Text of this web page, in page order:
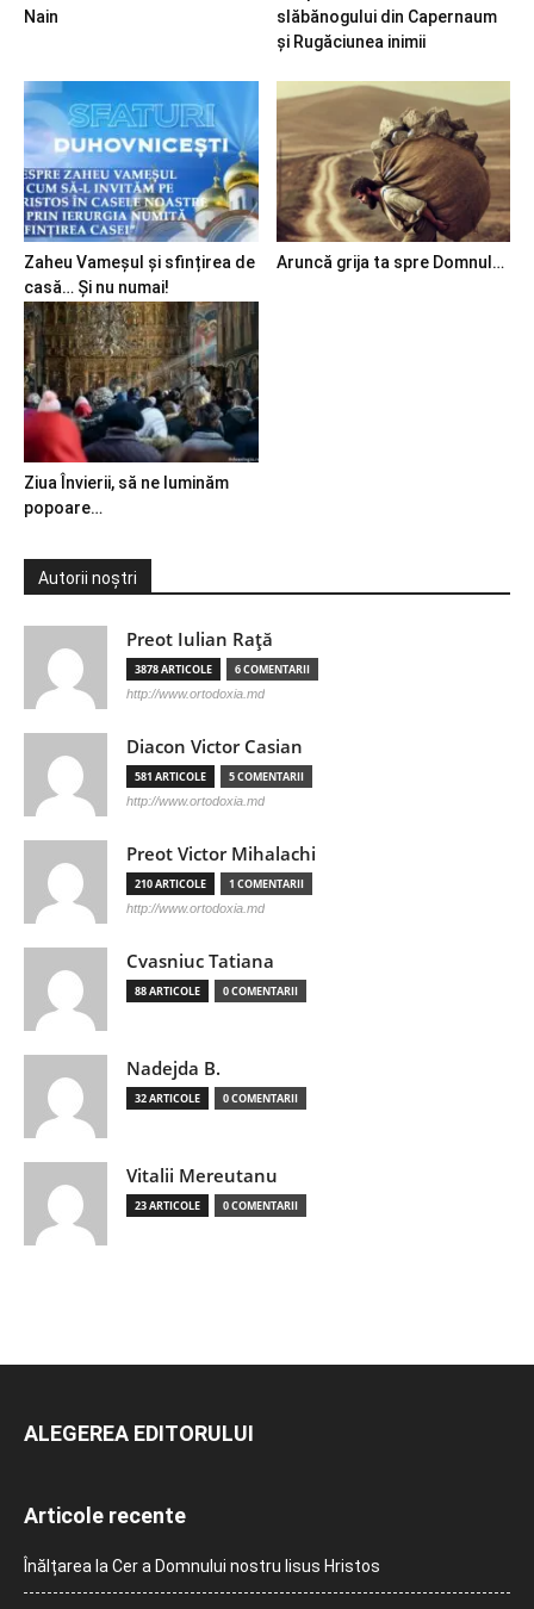
Nain
slăbănogului din Capernaum
și Rugăciunea inimii
Zaheu Vameșul și sfințirea de
casă… Și nu numai!
Aruncă grija ta spre Domnul…
Ziua Învierii, să ne luminăm
popoare…
Autorii noștri
Preot Iulian Raţă
3878 ARTICOLE 6 COMENTARII
http://www.ortodoxia.md
Diacon Victor Casian
581 ARTICOLE 5 COMENTARII
http://www.ortodoxia.md
Preot Victor Mihalachi
210 ARTICOLE 1 COMENTARII
http://www.ortodoxia.md
Cvasniuc Tatiana
88 ARTICOLE 0 COMENTARII
Nadejda B.
32 ARTICOLE 0 COMENTARII
Vitalii Mereutanu
23 ARTICOLE 0 COMENTARII
ALEGEREA EDITORULUI
Articole recente
Înălțarea la Cer a Domnului nostru Iisus Hristos